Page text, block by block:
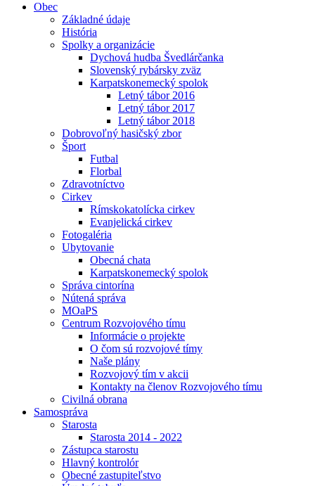
Obec
Základné údaje
História
Spolky a organizácie
Dychová hudba Švedlárčanka
Slovenský rybársky zväz
Karpatskonemecký spolok
Letný tábor 2016
Letný tábor 2017
Letný tábor 2018
Dobrovoľný hasičský zbor
Šport
Futbal
Florbal
Zdravotníctvo
Cirkev
Rímskokatolícka cirkev
Evanjelická cirkev
Fotogaléria
Ubytovanie
Obecná chata
Karpatskonemecký spolok
Správa cintorína
Nútená správa
MOaPS
Centrum Rozvojového tímu
Informácie o projekte
O čom sú rozvojové tímy
Naše plány
Rozvojový tím v akcii
Kontakty na členov Rozvojového tímu
Civilná obrana
Samospráva
Starosta
Starosta 2014 - 2022
Zástupca starostu
Hlavný kontrolór
Obecné zastupiteľstvo